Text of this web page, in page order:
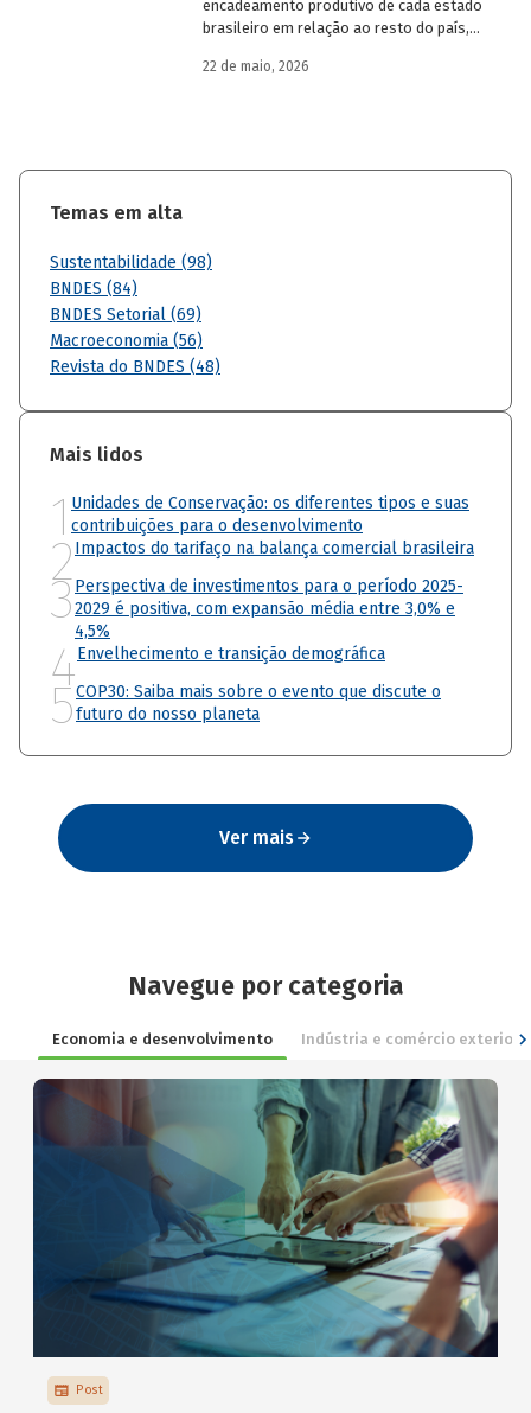
encadeamento produtivo de cada estado
brasileiro em relação ao resto do país,
quanto o estímulo a um estado ou setor
22 de maio, 2026
Temas em alta
Sustentabilidade (98)
BNDES (84)
BNDES Setorial (69)
Macroeconomia (56)
Revista do BNDES (48)
Mais lidos
1 Unidades de Conservação: os diferentes tipos e suas
contribuições para o desenvolvimento
2Impactos do tarifaço na balança comercial brasileira
3Perspectiva de investimentos para o período 2025-
2029 é positiva, com expansão média entre 3,0% e
4,5%
4Envelhecimento e transição demográfica
5COP30: Saiba mais sobre o evento que discute o
futuro do nosso planeta
Ver mais
Navegue por categoria
Economia e desenvolvimento Indústria e comércio exterior
Post